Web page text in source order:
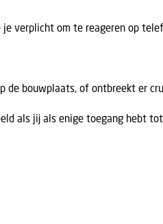
verplicht om te reageren op
de bouwplaats, of ontbreekt er
als jij als enige toegang hebt